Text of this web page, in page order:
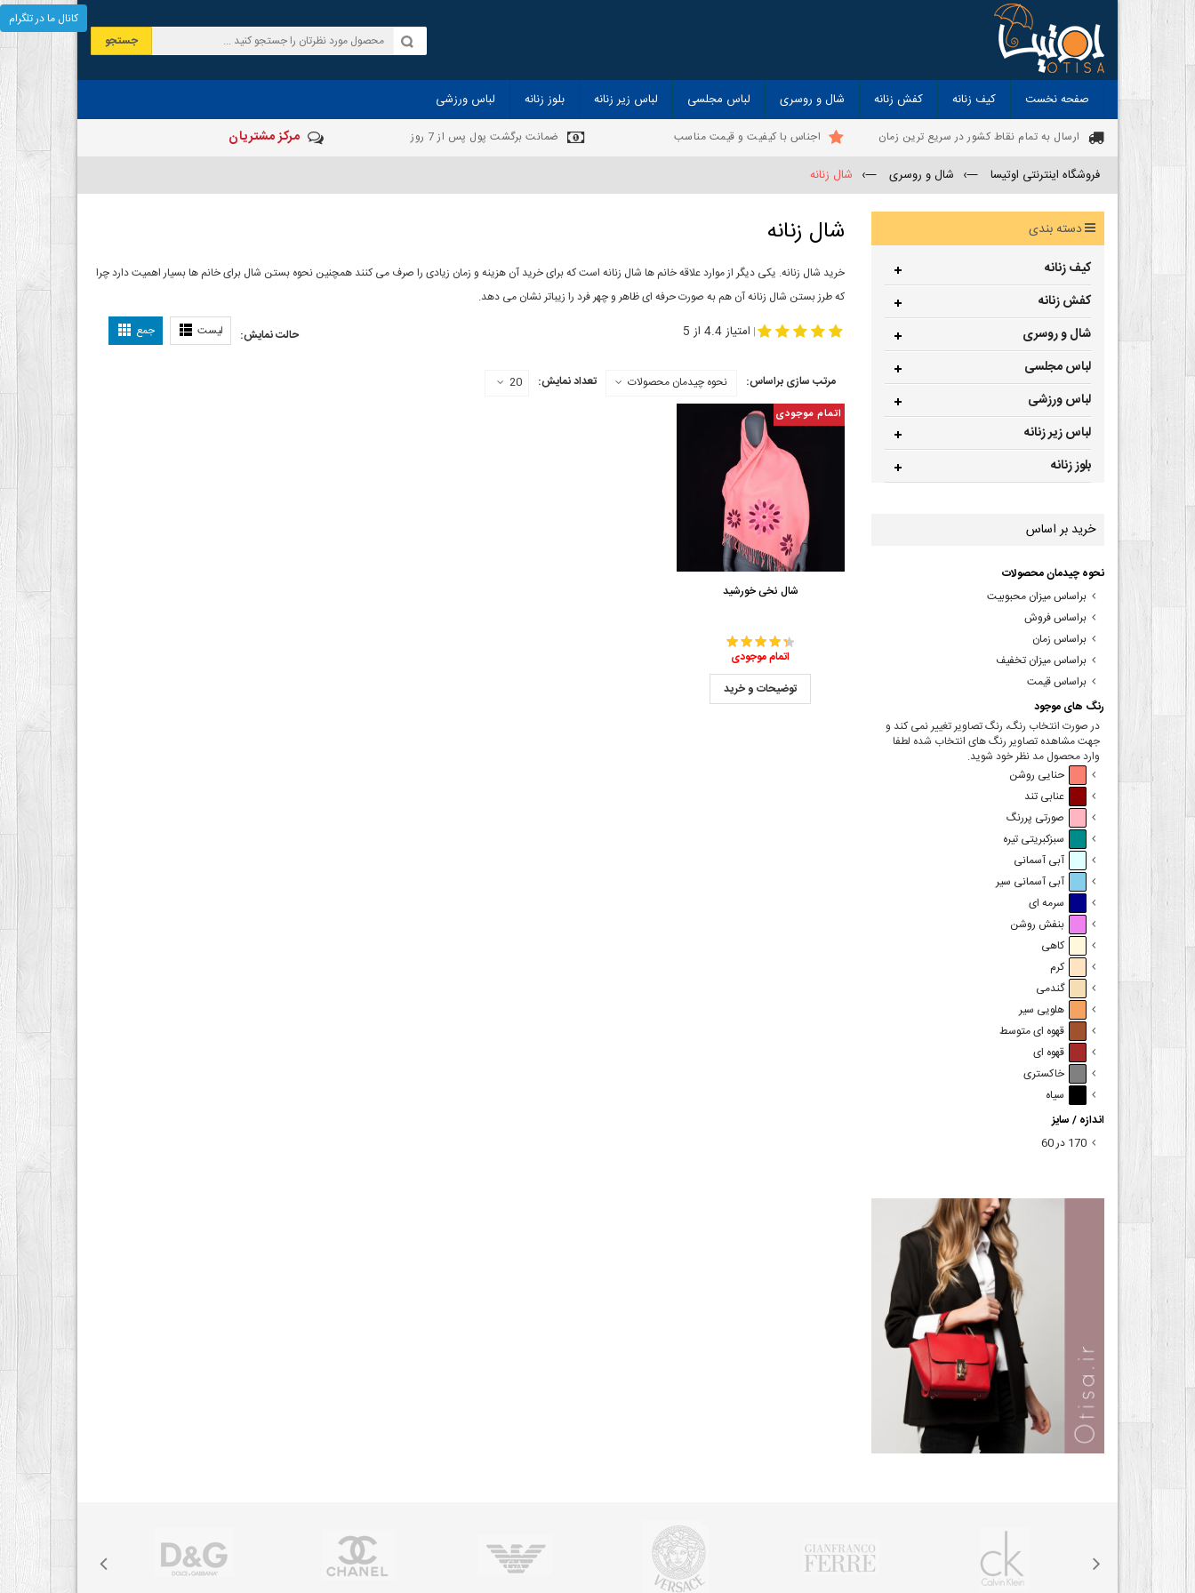
جستجو
صفحه نخست کیف زنانه کفش زنانه شال و روسری لباس مجلسی لباس زیر زنانه بلوز زنانه لباس ورزشی
ارسال به تمام نقاط کشور در سریع ترین زمان اجناس با کیفیت و قیمت مناسب ضمانت برگشت پول پس از 7 روز مرکز مشتریان
فروشگاه اینترنتی اوتیسا —› شال و روسری —› شال زنانه
شال زنانه
خرید شال زنانه. یکی دیگر از موارد علاقه خانم ها شال زنانه است که برای خرید آن هزینه و زمان زیادی را صرف می کنند همچنین نحوه بستن شال برای خانم ها بسیار اهمیت دارد چرا
که طرز بستن شال زنانه آن هم به صورت حرفه ای ظاهر و چهر فرد را زیباتر نشان می دهد.
حالت نمایش: لیست جمع | امتیاز 4.4 از 5
مرتب سازی براساس: نحوه چیدمان محصولات تعداد نمایش: 20
اتمام موجودی
شال نخی خورشید
اتمام موجودی
توضیحات و خرید
دسته بندی
کیف زنانه
کفش زنانه
شال و روسری
لباس مجلسی
لباس ورزشی
لباس زیر زنانه
بلوز زنانه
خرید بر اساس
نحوه چیدمان محصولات
براساس میزان محبوبیت
براساس فروش
براساس زمان
براساس میزان تخفیف
براساس قیمت
رنگ های موجود
در صورت انتخاب رنگ، رنگ تصاویر تغییر نمی کند و
جهت مشاهده تصاویر رنگ های انتخاب شده لطفا
وارد محصول مد نظر خود شوید.
حنایی روشن
عنابی تند
صورتی پررنگ
سبزکبریتی تیره
آبی آسمانی
آبی آسمانی سیر
سرمه ای
بنفش روشن
کاهی
کرم
گندمی
هلویی سیر
قهوه ای متوسط
قهوه ای
خاکستری
سیاه
اندازه / سایز
170 در 60
کانال ما در تلگرام